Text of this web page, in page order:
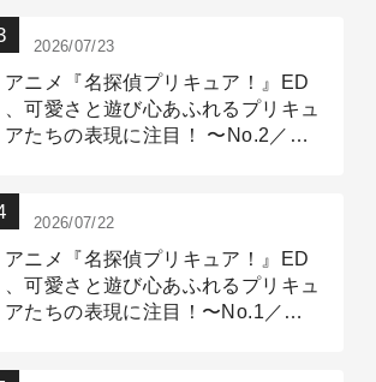
2026/07/23
アニメ『名探偵プリキュア！』ED
、可愛さと遊び心あふれるプリキュ
アたちの表現に注目！ 〜No.2／モ
2026/07/22
アニメ『名探偵プリキュア！』ED
、可愛さと遊び心あふれるプリキュ
アたちの表現に注目！〜No.1／演